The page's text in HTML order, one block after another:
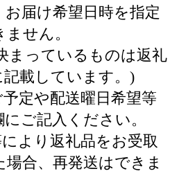
届け希望日時を指定
せん。
まっているものは返礼
載しています。)
予定や配送曜日希望等
ご記入ください。
より返礼品をお受取
合、再発送はできま